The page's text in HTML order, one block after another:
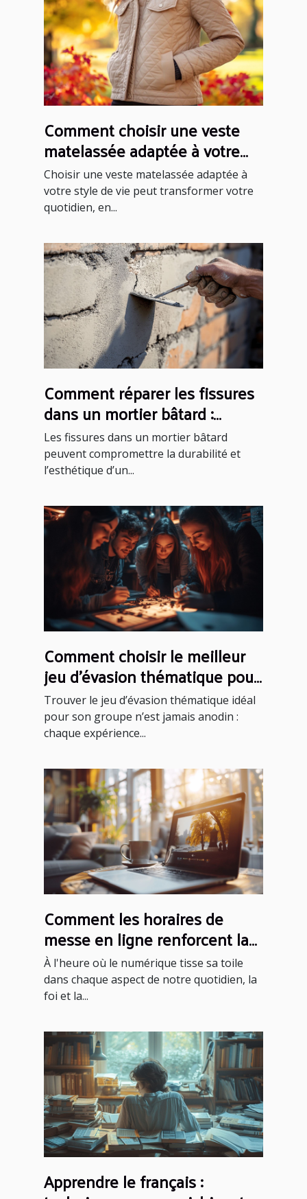
Comment choisir une veste
matelassée adaptée à votre
style de vie ?
Choisir une veste matelassée adaptée à
votre style de vie peut transformer votre
quotidien, en...
Comment réparer les fissures
dans un mortier bâtard :
méthodes et conseils
Les fissures dans un mortier bâtard
peuvent compromettre la durabilité et
l’esthétique d’un...
Comment choisir le meilleur
jeu d'évasion thématique pour
votre groupe
Trouver le jeu d’évasion thématique idéal
pour son groupe n’est jamais anodin :
chaque expérience...
Comment les horaires de
messe en ligne renforcent la
foi communautaire
À l'heure où le numérique tisse sa toile
dans chaque aspect de notre quotidien, la
foi et la...
Apprendre le français :